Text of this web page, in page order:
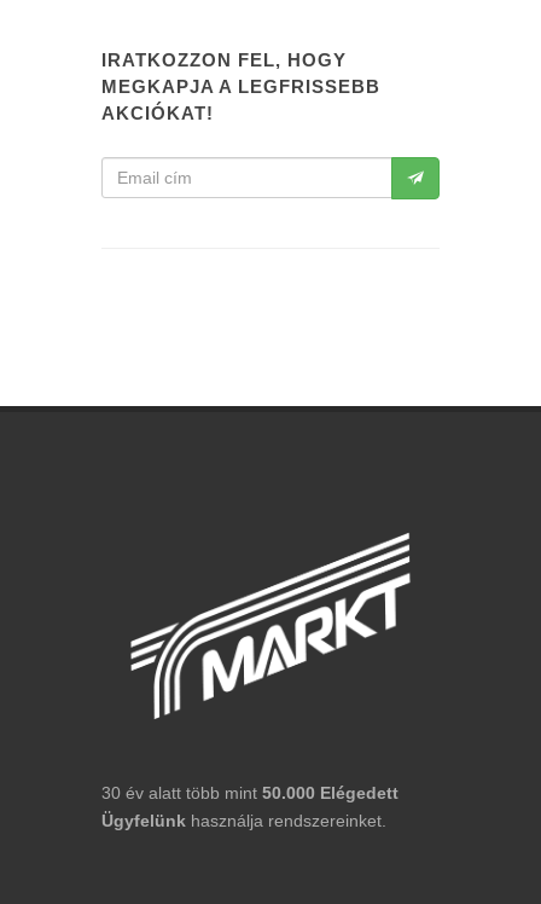
IRATKOZZON FEL, HOGY
MEGKAPJA A LEGFRISSEBB
AKCIÓKAT!
30 év alatt több mint 50.000 Elégedett
Ügyfelünk használja rendszereinket.